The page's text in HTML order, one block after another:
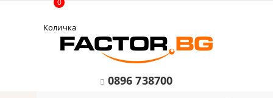
Количка
0
0896 738700